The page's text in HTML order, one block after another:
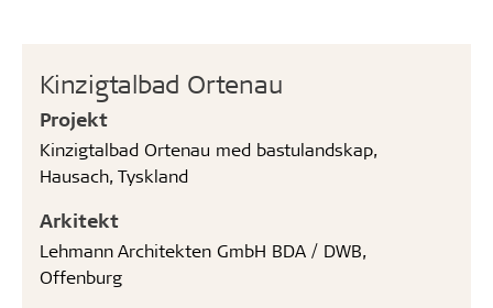
Kinzigtalbad Ortenau
Projekt
Kinzigtalbad Ortenau med bastulandskap,
Hausach, Tyskland
Arkitekt
Lehmann Architekten GmbH BDA / DWB,
Offenburg